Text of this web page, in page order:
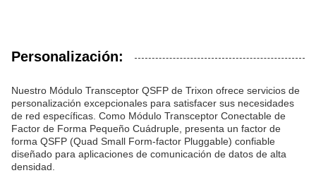
Personalización:
Nuestro Módulo Transceptor QSFP de Trixon ofrece servicios de
personalización excepcionales para satisfacer sus necesidades
de red específicas. Como Módulo Transceptor Conectable de
Factor de Forma Pequeño Cuádruple, presenta un factor de
forma QSFP (Quad Small Form-factor Pluggable) confiable
diseñado para aplicaciones de comunicación de datos de alta
densidad.